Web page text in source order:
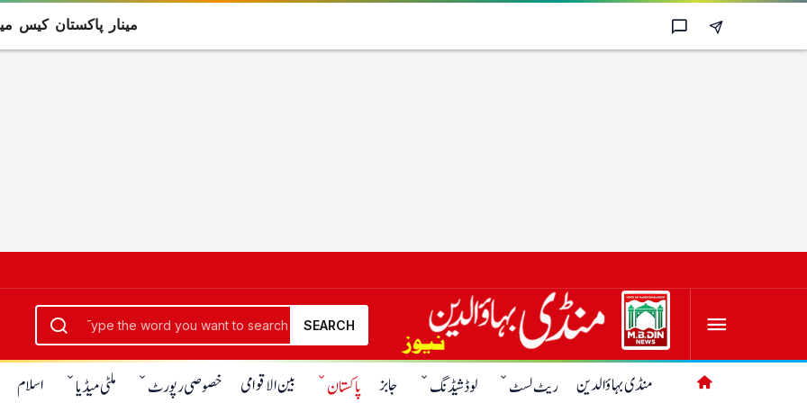
SEARCH
منڈی بہاؤالدین ریٹ لسٹ لوڈشیڈنگ جابز پاکستان بین الاقوامی خصوصی رپورٹ ملٹی میڈیا اسلام
مینار پاکستان کیس